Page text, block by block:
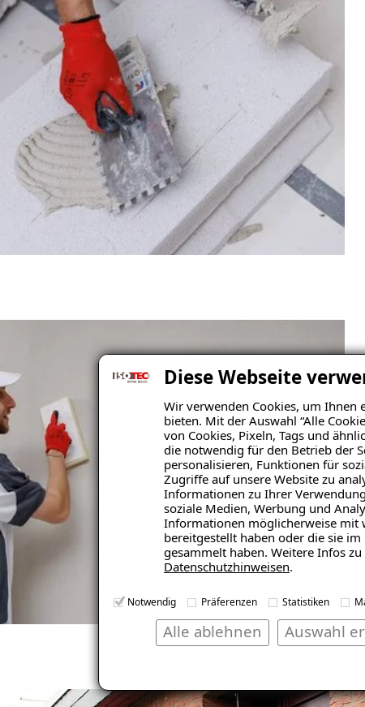
Diese Webseite
Wir verwenden Cookies, um Ihnen
bieten. Mit der Auswahl “Alle
von Cookies, Pixeln, Tags und
die notwendig für den Betrieb der
personalisieren, Funktionen für
Zugriffe auf unsere Website zu
Informationen zu Ihrer
soziale Medien, Werbung und
Informationen möglicherweise mit
bereitgestellt haben oder die sie
gesammelt haben. Weitere Infos
Datenschutzhinweisen.
Notwendig Präferenzen Statistiken
Auswahl
Alle ablehnen